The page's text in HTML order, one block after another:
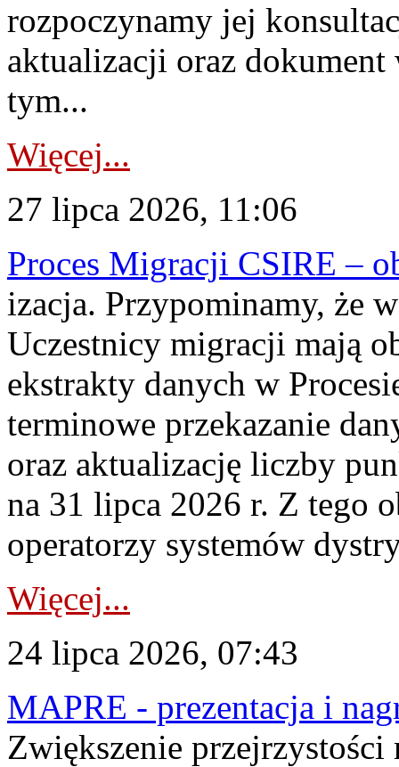
rozpoczynamy jej
aktualizacji oraz
tym...
Więcej...
27 lipca 2026, 11:06
Proces Migracji CSIRE –
izacja. Przypominamy, że
Uczestnicy migracji mają
ekstrakty danych w
terminowe przekazanie
oraz aktualizację liczby
na 31 lipca 2026 r. Z tego
operatorzy systemów
Więcej...
24 lipca 2026, 07:43
MAPRE - prezentacja i
Zwiększenie